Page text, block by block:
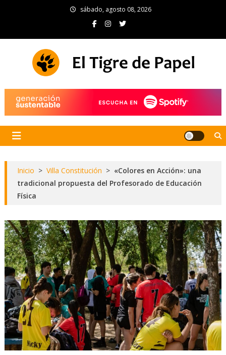
sábado, agosto 08, 2026
Inicio > Villa Constitución > «Colores en Acción»: una
tradicional propuesta del Profesorado de Educación
Física